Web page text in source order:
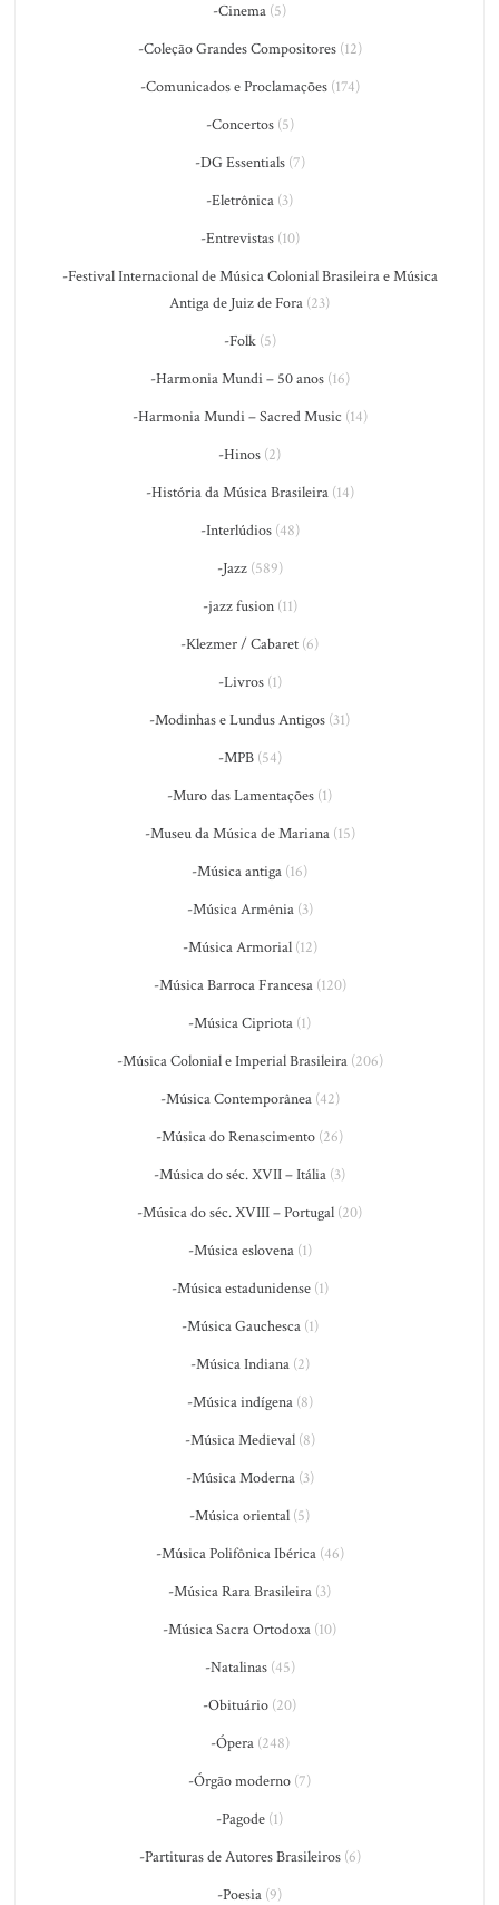
-Cinema (5)
-Coleção Grandes Compositores(12)
-Comunicados e Proclamações(174)
-Concertos(5)
-DG Essentials(7)
-Eletrônica (3)
-Entrevistas(10)
-Festival Internacional de Música Colonial Brasileira e Música
Antiga de Juiz de Fora (23)
-Folk(5)
-Harmonia Mundi – 50 anos(16)
-Harmonia Mundi – Sacred Music (14)
-Hinos (2)
-História da Música Brasileira(14)
-Interlúdios(48)
-Jazz(589)
-jazz fusion(11)
-Klezmer / Cabaret (6)
-Livros(1)
-Modinhas e Lundus Antigos (31)
-MPB(54)
-Muro das Lamentações (1)
-Museu da Música de Mariana(15)
-Música antiga (16)
-Música Armênia(3)
-Música Armorial(12)
-Música Barroca Francesa(120)
-Música Cipriota (1)
-Música Colonial e Imperial Brasileira(206)
-Música Contemporânea(42)
-Música do Renascimento (26)
-Música do séc. XVII – Itália (3)
-Música do séc. XVIII – Portugal (20)
-Música eslovena(1)
-Música estadunidense(1)
-Música Gauchesca(1)
-Música Indiana(2)
-Música indígena(8)
-Música Medieval(8)
-Música Moderna(3)
-Música oriental (5)
-Música Polifônica Ibérica(46)
-Música Rara Brasileira (3)
-Música Sacra Ortodoxa (10)
-Natalinas(45)
-Obituário (20)
-Ópera(248)
-Órgão moderno (7)
-Pagode (1)
-Partituras de Autores Brasileiros(6)
-Poesia (9)